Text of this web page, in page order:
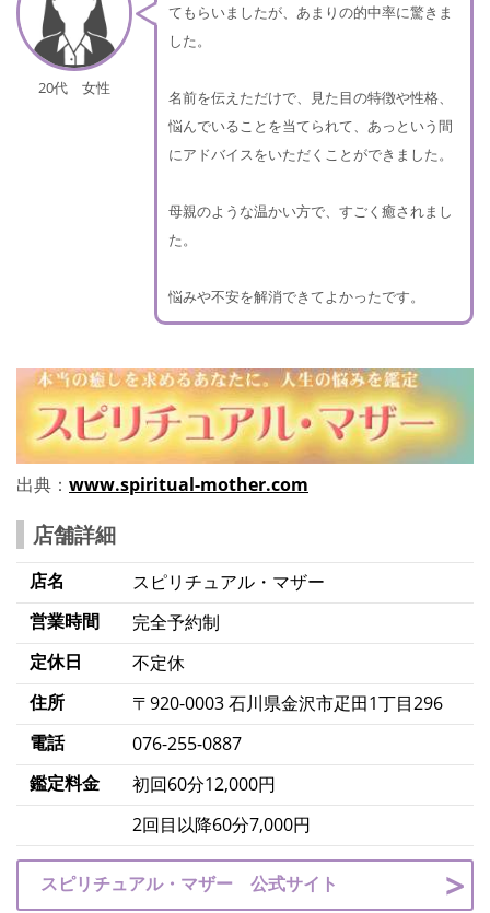
20代 女性
てもらいましたが、あまりの的中率に驚きま
した。
名前を伝えただけで、見た目の特徴や性格、
悩んでいることを当てられて、あっという間
にアドバイスをいただくことができました。
母親のような温かい方で、すごく癒されまし
た。
悩みや不安を解消できてよかったです。
出典： www.spiritual-mother.com
店舗詳細
店名
スピリチュアル・マザー
営業時間
完全予約制
定休日
不定休
住所
〒920-0003 石川県金沢市疋田1丁目296
電話
076-255-0887
鑑定料金
初回60分12,000円
2回目以降60分7,000円
スピリチュアル・マザー 公式サイト